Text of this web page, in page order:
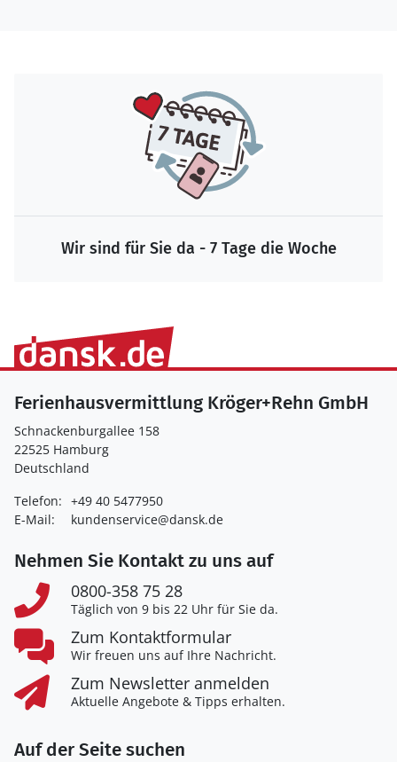
Wir sind für Sie da - 7 Tage die Woche
Ferienhausvermittlung Kröger+Rehn GmbH
Schnackenburgallee 158
22525 Hamburg
Deutschland
Telefon: +49 40 5477950
E-Mail:
kundenservice@dansk.de
Nehmen Sie Kontakt zu uns auf
0800-358 75 28
Täglich von 9 bis 22 Uhr für Sie da.
Zum Kontaktformular
Wir freuen uns auf Ihre Nachricht.
Zum Newsletter anmelden
Aktuelle Angebote & Tipps erhalten.
Auf der Seite suchen